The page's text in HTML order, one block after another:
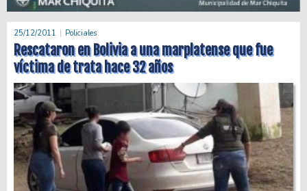
25/12/2011 Policiales
Rescataron en Bolivia a una marplatense que fue
víctima de trata hace 32 años